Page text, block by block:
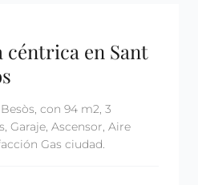
céntrica en Sant
con 94 m2, 3
Garaje, Ascensor, Aire
Gas ciudad.